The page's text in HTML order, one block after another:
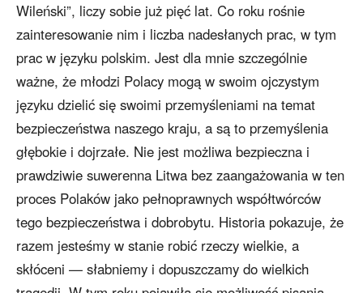
Wileński”, liczy sobie już pięć lat. Co roku rośnie
zainteresowanie nim i liczba nadesłanych prac, w tym
prac w języku polskim. Jest dla mnie szczególnie
ważne, że młodzi Polacy mogą w swoim ojczystym
języku dzielić się swoimi przemyśleniami na temat
bezpieczeństwa naszego kraju, a są to przemyślenia
głębokie i dojrzałe. Nie jest możliwa bezpieczna i
prawdziwie suwerenna Litwa bez zaangażowania w ten
proces Polaków jako pełnoprawnych współtwórców
tego bezpieczeństwa i dobrobytu. Historia pokazuje, że
razem jesteśmy w stanie robić rzeczy wielkie, a
skłóceni — słabniemy i dopuszczamy do wielkich